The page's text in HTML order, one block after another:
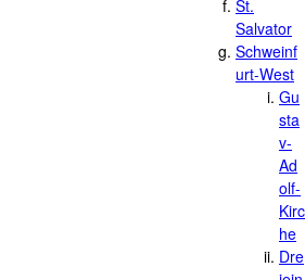
St.
Salvator
Schweinf
urt-West
Gu
sta
v-
Ad
olf-
Kirc
he
Dre